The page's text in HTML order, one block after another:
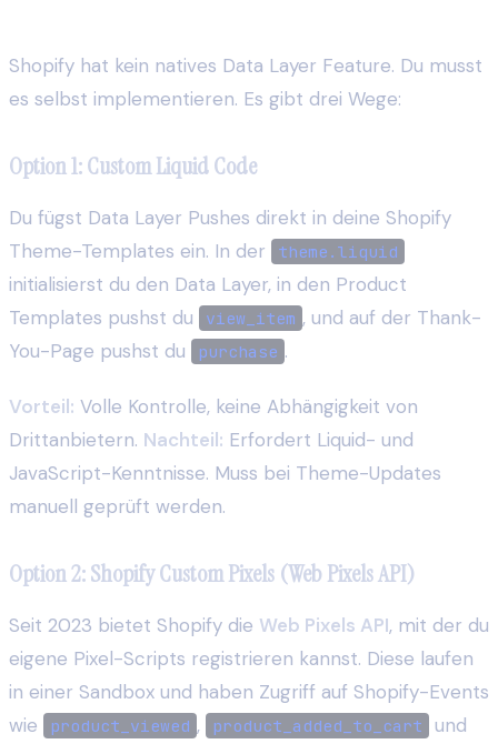
Shopify hat kein natives Data Layer Feature. Du musst
es selbst implementieren. Es gibt drei Wege:
Option 1: Custom Liquid Code
Du fügst Data Layer Pushes direkt in deine Shopify
Theme-Templates ein. In der
theme.liquid
initialisierst du den Data Layer, in den Product
Templates pushst du
view_item , und auf der Thank-
You-Page pushst du
purchase .
Vorteil: Volle Kontrolle, keine Abhängigkeit von
Drittanbietern. Nachteil: Erfordert Liquid- und
JavaScript-Kenntnisse. Muss bei Theme-Updates
manuell geprüft werden.
Option 2: Shopify Custom Pixels (Web Pixels API)
Seit 2023 bietet Shopify die Web Pixels API, mit der du
eigene Pixel-Scripts registrieren kannst. Diese laufen
in einer Sandbox und haben Zugriff auf Shopify-Events
wie
product_viewed , product_added_to_cart und